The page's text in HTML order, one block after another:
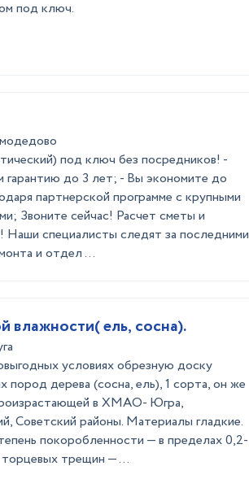
под ключ.
под ключ без посредников! -
до 3 лет; - Вы экономите до
партнерской программе с крупными
Звоните сейчас! Расчет сметы и
Наши специалисты следят за последними
и отдел ...
влажности( ель, сосна).
условиях обрезную доску
пород дерева (сосна, ель), 1 сорта, он же
в ХМАО- Югра,
Советский районы. Материалы гладкие.
покоробленности — в пределах 0,2-
трещин — ...